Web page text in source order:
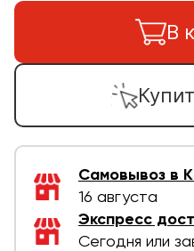
В
Самовывоз в
16 августа
Экспресс
Сегодня или